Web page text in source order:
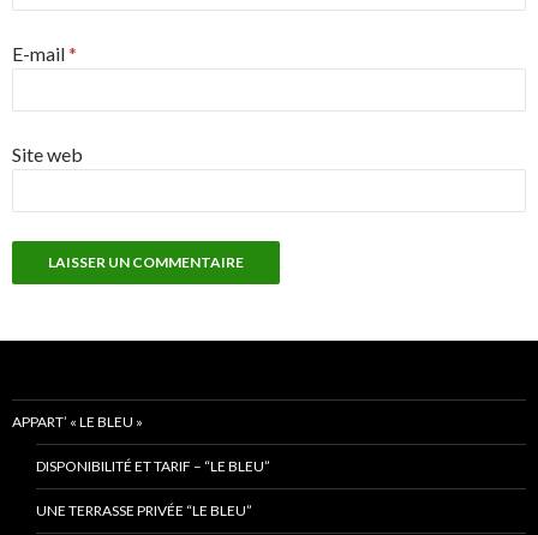
E-mail*
Site web
APPART’ « LE BLEU »
DISPONIBILITÉ ET TARIF – “LE BLEU”
UNE TERRASSE PRIVÉE “LE BLEU”